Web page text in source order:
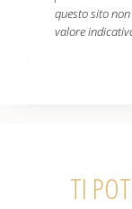
questo sito
valore
TI